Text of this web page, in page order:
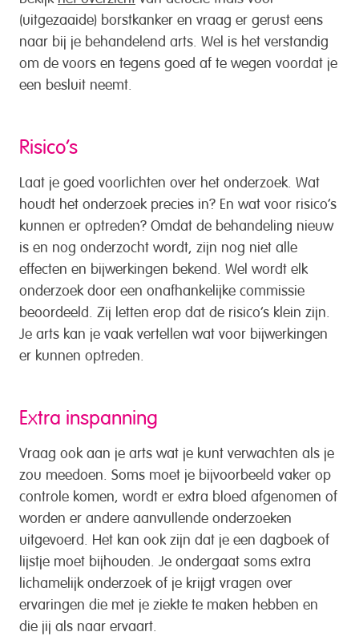
(uitgezaaide) borstkanker en vraag er gerust eens
naar bij je behandelend arts. Wel is het verstandig
om de voors en tegens goed af te wegen voordat je
een besluit neemt.
Risico’s
Laat je goed voorlichten over het onderzoek. Wat
houdt het onderzoek precies in? En wat voor risico’s
kunnen er optreden? Omdat de behandeling nieuw
is en nog onderzocht wordt, zijn nog niet alle
effecten en bijwerkingen bekend. Wel wordt elk
onderzoek door een onafhankelijke commissie
beoordeeld. Zij letten erop dat de risico’s klein zijn.
Je arts kan je vaak vertellen wat voor bijwerkingen
er kunnen optreden.
Extra inspanning
Vraag ook aan je arts wat je kunt verwachten als je
zou meedoen. Soms moet je bijvoorbeeld vaker op
controle komen, wordt er extra bloed afgenomen of
worden er andere aanvullende onderzoeken
uitgevoerd. Het kan ook zijn dat je een dagboek of
lijstje moet bijhouden. Je ondergaat soms extra
lichamelijk onderzoek of je krijgt vragen over
ervaringen die met je ziekte te maken hebben en
die jij als naar ervaart.